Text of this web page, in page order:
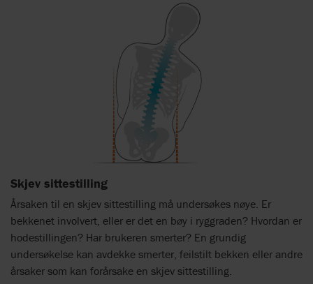
Skjev sittestilling
Årsaken til en skjev sittestilling må undersøkes nøye. Er
bekkenet involvert, eller er det en bøy i ryggraden? Hvordan er
hodestillingen? Har brukeren smerter? En grundig
undersøkelse kan avdekke smerter, feilstilt bekken eller andre
årsaker som kan forårsake en skjev sittestilling.